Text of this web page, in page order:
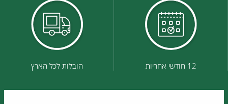
12 חודשי אחריות הובלות לכל הארץ